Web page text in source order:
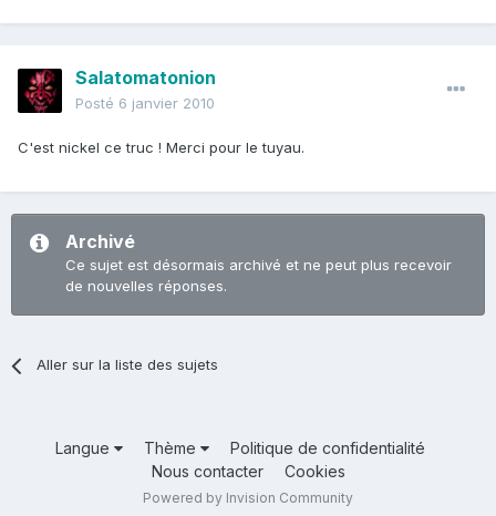
Salatomatonion
Posté 6 janvier 2010
C'est nickel ce truc ! Merci pour le tuyau.
Archivé
Ce sujet est désormais archivé et ne peut plus recevoir
de nouvelles réponses.
Aller sur la liste des sujets
Langue Thème
Politique de confidentialité
Nous contacter
Cookies
Powered by Invision Community